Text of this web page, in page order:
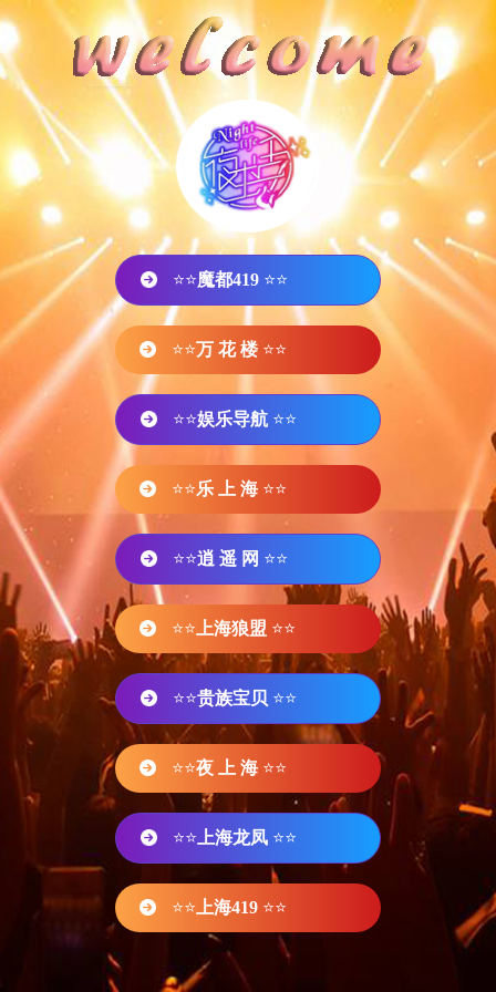
⭐⭐魔都419 ⭐⭐
⭐⭐万 花 楼 ⭐⭐
⭐⭐娱乐导航 ⭐⭐
⭐⭐乐 上 海 ⭐⭐
⭐⭐逍 遥 网 ⭐⭐
⭐⭐ 上海狼盟 ⭐⭐
⭐⭐贵族宝贝 ⭐⭐
⭐⭐夜 上 海 ⭐⭐
⭐⭐ 上海龙凤 ⭐⭐
⭐⭐ 上海419 ⭐⭐